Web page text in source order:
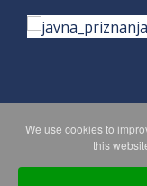
We use cookies to
this